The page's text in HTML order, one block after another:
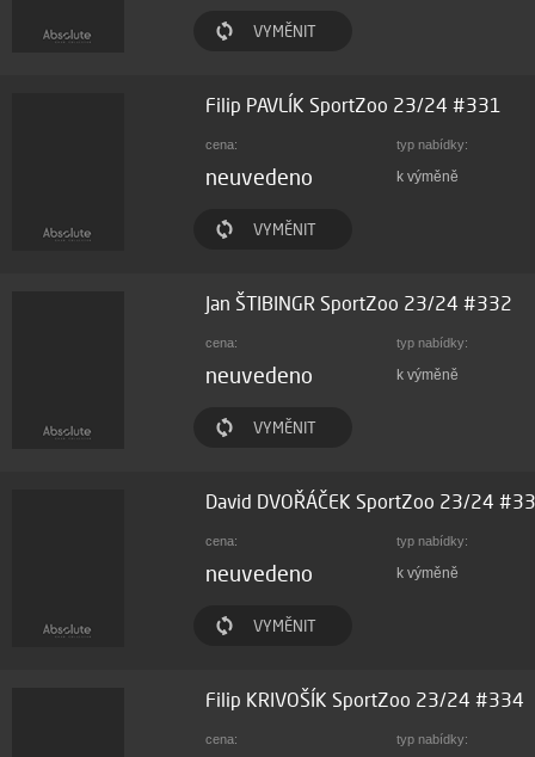
VYMĚNIT
Filip PAVLÍK SportZoo 23/24 #331
cena: typ nabídky:
neuvedeno k výměně
VYMĚNIT
Jan ŠTIBINGR SportZoo 23/24 #332
cena: typ nabídky:
neuvedeno k výměně
VYMĚNIT
David DVOŘÁČEK SportZoo 23/24
cena: typ nabídky:
neuvedeno k výměně
VYMĚNIT
Filip KRIVOŠÍK SportZoo 23/24 #334
cena: typ nabídky: